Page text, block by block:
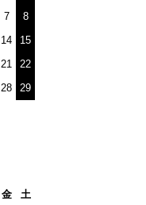
7
8
14
15
21
22
28
29
金
土